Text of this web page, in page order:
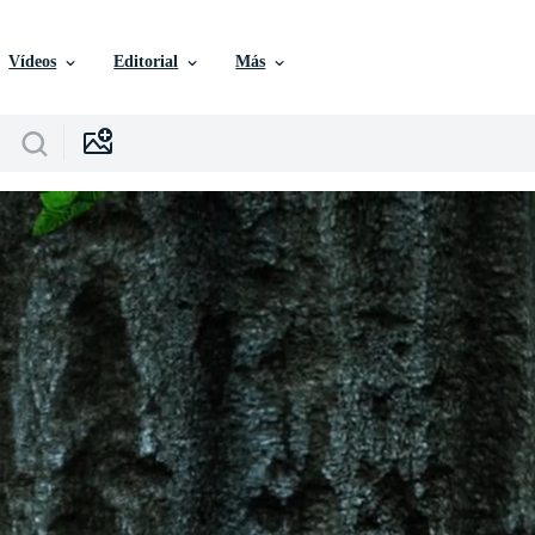
Vídeos Editorial Más